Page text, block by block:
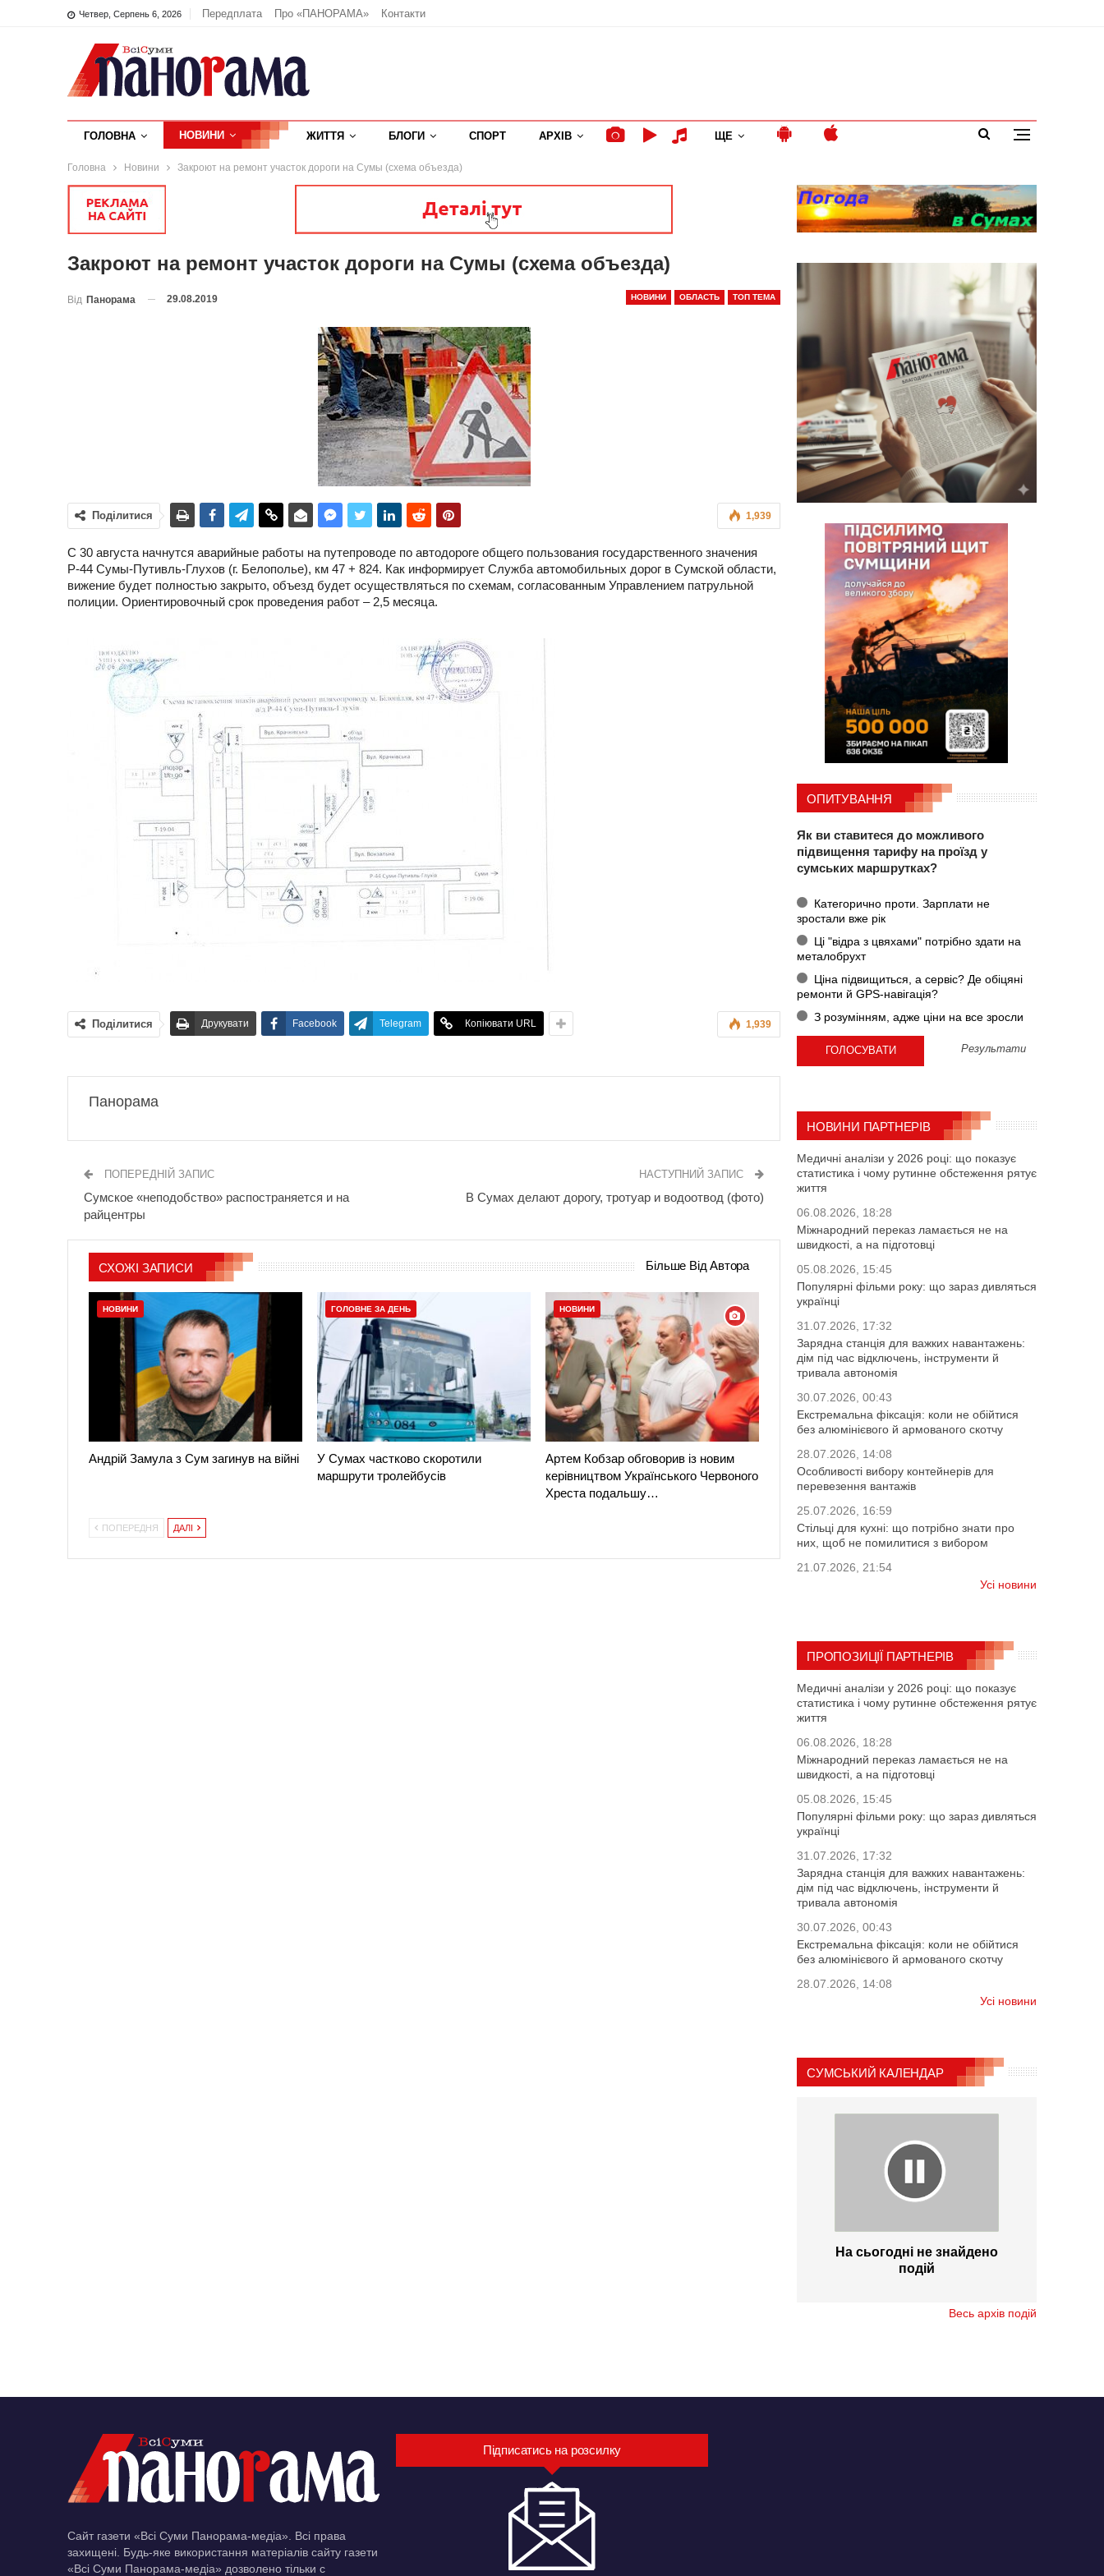
Четвер, Серпень 6, 2026 Передплата Про «ПАНОРАМА» Контакти
ГОЛОВНА НОВИНИ ЖИТТЯ БЛОГИ СПОРТ АРХІВ ЩЕ
Головна Новини Закроют на ремонт участок дороги на Сумы (схема объезда)
Закроют на ремонт участок дороги на Сумы (схема объезда)
НОВИНИ ОБЛАСТЬ ТОП ТЕМА
Від Панорама 29.08.2019
1,939
Поділитися
С 30 августа начнутся аварийные работы на путепроводе по автодороге общего пользования государственного значения
Р-44 Сумы-Путивль-Глухов (г. Белополье), км 47 + 824. Как информирует Служба автомобильных дорог в Сумской области,
вижение будет полностью закрыто, объезд будет осуществляться по схемам, согласованным Управлением патрульной
полиции. Ориентировочный срок проведения работ – 2,5 месяца.
1,939
Поділитися Друкувати Facebook Telegram Копіювати URL
Панорама
ПОПЕРЕДНІЙ ЗАПИС
Сумское «неподобство» распостраняется и на
райцентры
НАСТУПНИЙ ЗАПИС
В Сумах делают дорогу, тротуар и водоотвод (фото)
СХОЖІ ЗАПИСИ Більше Від Автора
НОВИНИ
Андрій Замула з Сум загинув на війні
ГОЛОВНЕ ЗА ДЕНЬ
У Сумах частково скоротили
маршрути тролейбусів
НОВИНИ
Артем Кобзар обговорив із новим
керівництвом Українського Червоного
Хреста подальшу…
ПОПЕРЕДНЯ ДАЛІ
ОПИТУВАННЯ
Як ви ставитеся до можливого
підвищення тарифу на проїзд у
сумських маршрутках?
Категорично проти. Зарплати не
зростали вже рік
Ці "відра з цвяхами" потрібно здати на
металобрухт
Ціна підвищиться, а сервіс? Де обіцяні
ремонти й GPS-навігація?
З розумінням, адже ціни на все зросли
Результати
НОВИНИ ПАРТНЕРІВ
Медичні аналізи у 2026 році: що показує
статистика і чому рутинне обстеження рятує
життя
06.08.2026, 18:28
Міжнародний переказ ламається не на
швидкості, а на підготовці
05.08.2026, 15:45
Популярні фільми року: що зараз дивляться
українці
31.07.2026, 17:32
Зарядна станція для важких навантажень:
дім під час відключень, інструменти й
тривала автономія
30.07.2026, 00:43
Екстремальна фіксація: коли не обійтися
без алюмінієвого й армованого скотчу
28.07.2026, 14:08
Особливості вибору контейнерів для
перевезення вантажів
25.07.2026, 16:59
Стільці для кухні: що потрібно знати про
них, щоб не помилитися з вибором
21.07.2026, 21:54
Усі новини
ПРОПОЗИЦІЇ ПАРТНЕРІВ
Медичні аналізи у 2026 році: що показує
статистика і чому рутинне обстеження рятує
життя
06.08.2026, 18:28
Міжнародний переказ ламається не на
швидкості, а на підготовці
05.08.2026, 15:45
Популярні фільми року: що зараз дивляться
українці
31.07.2026, 17:32
Зарядна станція для важких навантажень:
дім під час відключень, інструменти й
тривала автономія
30.07.2026, 00:43
Екстремальна фіксація: коли не обійтися
без алюмінієвого й армованого скотчу
28.07.2026, 14:08
Усі новини
СУМСЬКИЙ КАЛЕНДАР
На сьогодні не знайдено
подій
Весь архів подій
Сайт газети «Всі Суми Панорама-медіа». Всі права
захищені. Будь-яке використання матеріалів сайту газети
«Всі Суми Панорама-медіа» дозволено тільки c
Підписатись на розсилку